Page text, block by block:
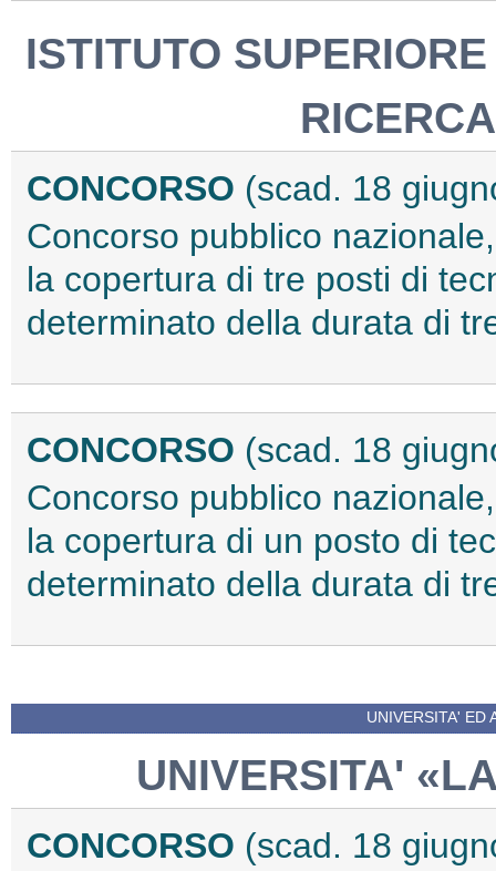
ISTITUTO
CONCORSO (scad. 18
Concorso pubblico
la copertura di tre posti di
determinato della durata di
CONCORSO (scad. 18
Concorso pubblico
la copertura di un posto di
determinato della durata di
UNIVERSITA' ED
UNIVERSITA'
CONCORSO (scad. 18